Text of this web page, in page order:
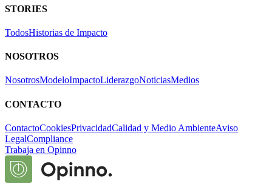
STORIES
TodosHistorias de Impacto
NOSOTROS
NosotrosModeloImpactoLiderazgoNoticiasMedios
CONTACTO
ContactoCookiesPrivacidadCalidad y Medio AmbienteAviso
LegalCompliance
Trabaja en Opinno